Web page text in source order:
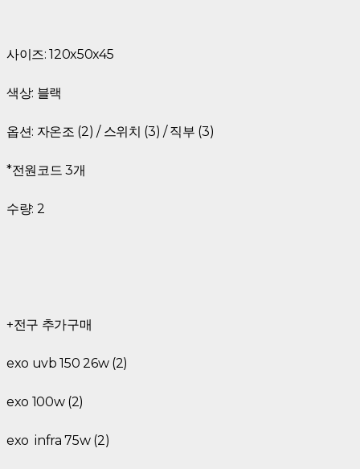
사이즈: 120x50x45
색상: 블랙
옵션: 자온조 (2) / 스위치 (3) / 직부 (3)
*전원코드 3개
수량: 2
+전구 추가구매
exo uvb 150 26w (2)
exo 100w (2)
exo infra 75w (2)